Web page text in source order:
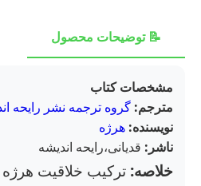
📝 توضیحات محصول
مشخصات کتاب
مترجم: گروه ترجمه نشر رایحه
نویسنده: هرژه
ناشر: قدیانی،رایحه اندیشه
خلاصه: ترکیب خلاقیت هرژه